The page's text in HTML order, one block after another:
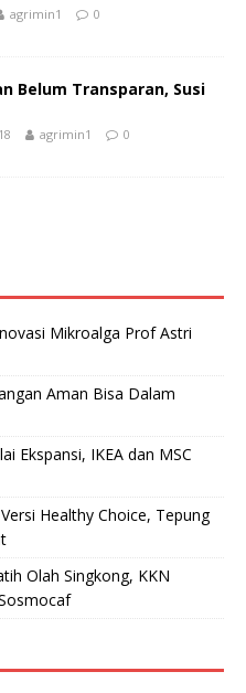
agrimin1 0
Belum Transparan, Susi
agrimin1 0
Mikroalga Prof Astri
Aman Bisa Dalam
Ekspansi, IKEA dan MSC
Healthy Choice, Tepung
Olah Singkong, KKN